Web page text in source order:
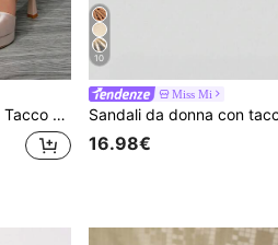
alla Moda Nuove per Feste Estive
10
Miss Mi
16.98€